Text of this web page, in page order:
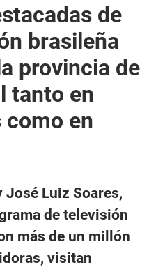
de
brasileña
provincia de
tanto en
como en
José Luiz Soares,
de televisión
más de un millón
visitan